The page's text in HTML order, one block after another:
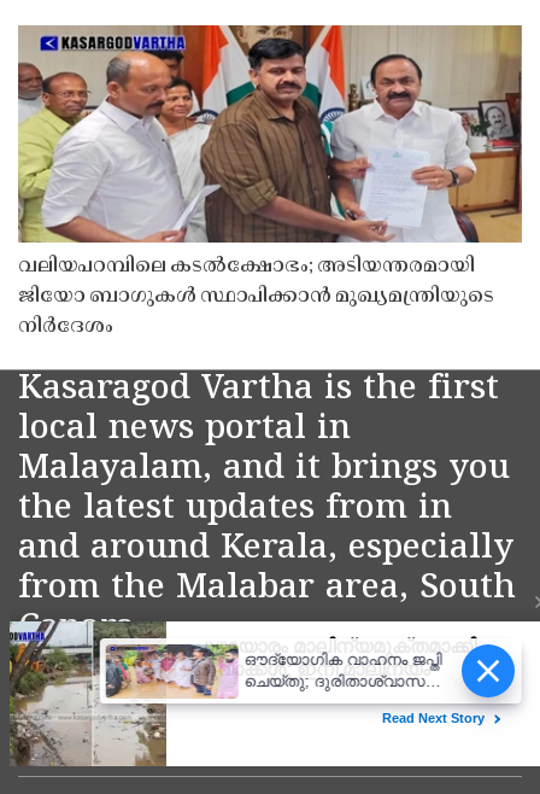
വലിയപറമ്പിലെ കടൽക്ഷോഭം; അടിയന്തരമായി
ജിയോ ബാഗുകൾ സ്ഥാപിക്കാൻ മുഖ്യമന്ത്രിയുടെ
നിർദേശം
Kasaragod Vartha is the first
local news portal in
Malayalam, and it brings you
the latest updates from in
and around Kerala, especially
from the Malabar area, South
Canara.
Home
About Us
Contact Us
Privacy Policy
Grievance Redressal
ഔദ്യോഗിക വാഹനം ജപ്തി
ചെയ്തു; ദുരിതാശ്വാസ
പ്രവർത്തനത്തിന് ടിപ്പറിൽ
സഞ്ചരിച്ച് തഹസിൽദാർ